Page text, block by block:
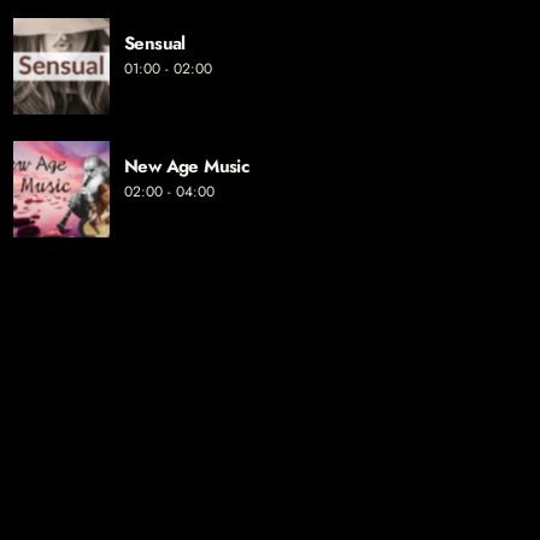
Sensual
01:00 - 02:00
New Age Music
02:00 - 04:00